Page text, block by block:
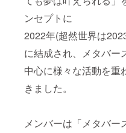
ンセプトに
2022年(超然世界は
に結成され、メタバー
中心に様々な活動を重
きました。
メンバーは「メタバー